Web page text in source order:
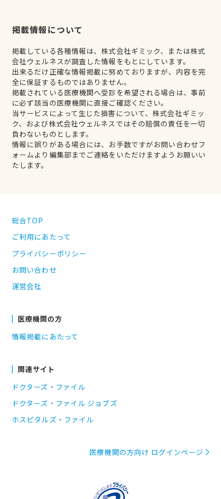
掲載情報について
掲載している各種情報は、株式会社ギミック、または株式
会社ウェルネスが調査した情報をもとにしています。
出来るだけ正確な情報掲載に努めておりますが、内容を完
全に保証するものではありません。
掲載されている医療機関へ受診を希望される場合は、事前
に必ず該当の医療機関に直接ご確認ください。
当サービスによって生じた損害について、株式会社ギミッ
ク、および株式会社ウェルネスではその賠償の責任を一切
負わないものとします。
情報に誤りがある場合には、お手数ですがお問い合わせフ
ォームより編集部までご連絡をいただけますようお願いい
たします。
総合TOP
ご利用にあたって
プライバシーポリシー
お問い合わせ
運営会社
医療機関の方
情報掲載にあたって
関連サイト
ドクターズ・ファイル
ドクターズ・ファイル ジョブズ
ホスピタルズ・ファイル
医療機関の方向け ログインページ